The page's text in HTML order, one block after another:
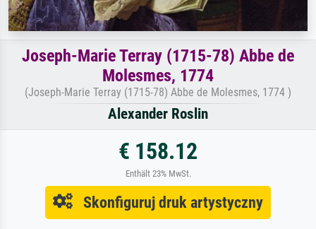
Joseph-Marie Terray (1715-78) Abbe de
Molesmes, 1774
(Joseph-Marie Terray (1715-78) Abbe de Molesmes, 1774 )
Alexander Roslin
€ 158.12
Enthält 23% MwSt.
Skonfiguruj druk artystyczny